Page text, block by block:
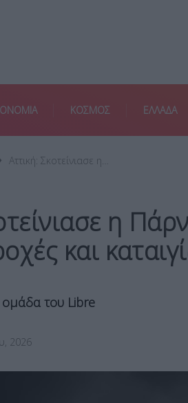
ΚΟΣΜΟΣ ΕΛΛΑΔΑ
Αττική: Σκοτείνιασε η…
η
και
ομάδα του Libre
2026